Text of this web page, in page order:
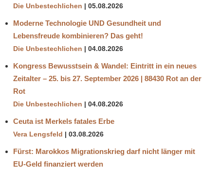
Die Unbestechlichen 05.08.2026
Moderne Technologie UND Gesundheit und
Lebensfreude kombinieren? Das geht!
Die Unbestechlichen 04.08.2026
Kongress Bewusstsein & Wandel: Eintritt in ein neues
Zeitalter – 25. bis 27. September 2026 | 88430 Rot an der
Rot
Die Unbestechlichen 04.08.2026
Ceuta ist Merkels fatales Erbe
Vera Lengsfeld 03.08.2026
Fürst: Marokkos Migrationskrieg darf nicht länger mit
EU-Geld finanziert werden